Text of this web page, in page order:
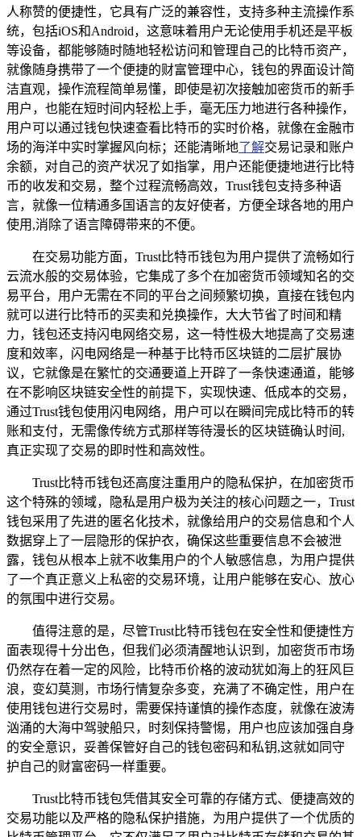
人称赞的便捷性，它具有广泛的兼容性，支持多种主流操作系
统，包括iOS和Android，这意味着用户无论使用手机还是平板
等设备，都能够随时随地轻松访问和管理自己的比特币资产，
就像随身携带了一个便捷的财富管理中心，钱包的界面设计简
洁直观，操作流程简单易懂，即使是初次接触加密货币的新手
用户，也能在短时间内轻松上手，毫无压力地进行各种操作，
用户可以通过钱包快速查看比特币的实时价格，就像在金融市
场的海洋中实时掌握风向标；还能清晰地了解交易记录和账户
余额，对自己的资产状况了如指掌，用户还能便捷地进行比特
币的收发和交易，整个过程流畅高效，Trust钱包支持多种语
言，就像一位精通多国语言的友好使者，方便全球各地的用户
使用,消除了语言障碍带来的不便。
在交易功能方面，Trust比特币钱包为用户提供了流畅如行
云流水般的交易体验，它集成了多个在加密货币领域知名的交
易平台，用户无需在不同的平台之间频繁切换，直接在钱包内
就可以进行比特币的买卖和兑换操作，大大节省了时间和精
力，钱包还支持闪电网络交易，这一特性极大地提高了交易速
度和效率，闪电网络是一种基于比特币区块链的二层扩展协
议，它就像是在繁忙的交通要道上开辟了一条快速通道，能够
在不影响区块链安全性的前提下，实现快速、低成本的交易，
通过Trust钱包使用闪电网络，用户可以在瞬间完成比特币的转
账和支付，无需像传统方式那样等待漫长的区块链确认时间,
真正实现了交易的即时性和高效性。
Trust比特币钱包还高度注重用户的隐私保护，在加密货币
这个特殊的领域，隐私是用户极为关注的核心问题之一，Trust
钱包采用了先进的匿名化技术，就像给用户的交易信息和个人
数据穿上了一层隐形的保护衣，确保这些重要信息不会被泄
露，钱包从根本上就不收集用户的个人敏感信息，为用户提供
了一个真正意义上私密的交易环境，让用户能够在安心、放心
的氛围中进行交易。
值得注意的是，尽管Trust比特币钱包在安全性和便捷性方
面表现得十分出色，但我们必须清醒地认识到，加密货币市场
仍然存在着一定的风险，比特币价格的波动犹如海上的狂风巨
浪，变幻莫测，市场行情复杂多变，充满了不确定性，用户在
使用钱包进行交易时，需要保持谨慎的操作态度，就像在波涛
汹涌的大海中驾驶船只，时刻保持警惕，用户也应该加强自身
的安全意识，妥善保管好自己的钱包密码和私钥,这就如同守
护自己的财富密码一样重要。
Trust比特币钱包凭借其安全可靠的存储方式、便捷高效的
交易功能以及严格的隐私保护措施，为用户提供了一个优质的